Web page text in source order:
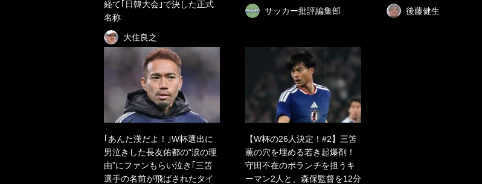
経て｢日韓大会｣で決した正式
名称
大住良之
サッカー批評編集部 後藤健生
｢あんた漢だよ！｣W杯選出に
男泣きした長友佑都の“涙の理
由”にファンもらい泣き｢三笘
選手の名前が飛ばされたタイ
【W杯の26人決定！#2】三笘
薫の穴を埋める若き起爆剤！
守田不在のボランチを担うキ
ーマン2人と、森保監督を12分